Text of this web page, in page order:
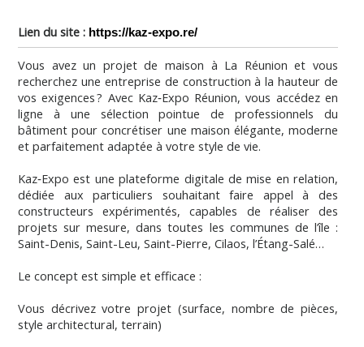
Lien du site : https://kaz-expo.re/
Vous avez un projet de maison à La Réunion et vous
recherchez une entreprise de construction à la hauteur de
vos exigences ? Avec Kaz‑Expo Réunion, vous accédez en
ligne à une sélection pointue de professionnels du
bâtiment pour concrétiser une maison élégante, moderne
et parfaitement adaptée à votre style de vie.
Kaz‑Expo est une plateforme digitale de mise en relation,
dédiée aux particuliers souhaitant faire appel à des
constructeurs expérimentés, capables de réaliser des
projets sur mesure, dans toutes les communes de l’île :
Saint-Denis, Saint-Leu, Saint-Pierre, Cilaos, l’Étang-Salé…
Le concept est simple et efficace :
Vous décrivez votre projet (surface, nombre de pièces,
style architectural, terrain)